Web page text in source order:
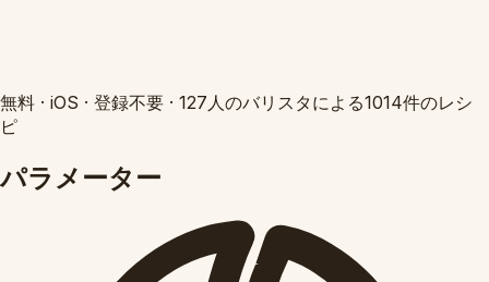
無料 · iOS · 登録不要 · 127人のバリスタによる1014件のレシ
ピ
パラメーター